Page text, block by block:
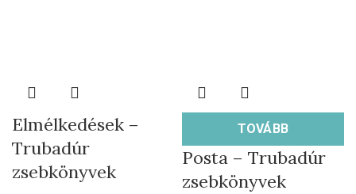
Elmélkedések –
Trubadúr
zsebkönyvek
TOVÁBB
Posta – Trubadúr
zsebkönyvek